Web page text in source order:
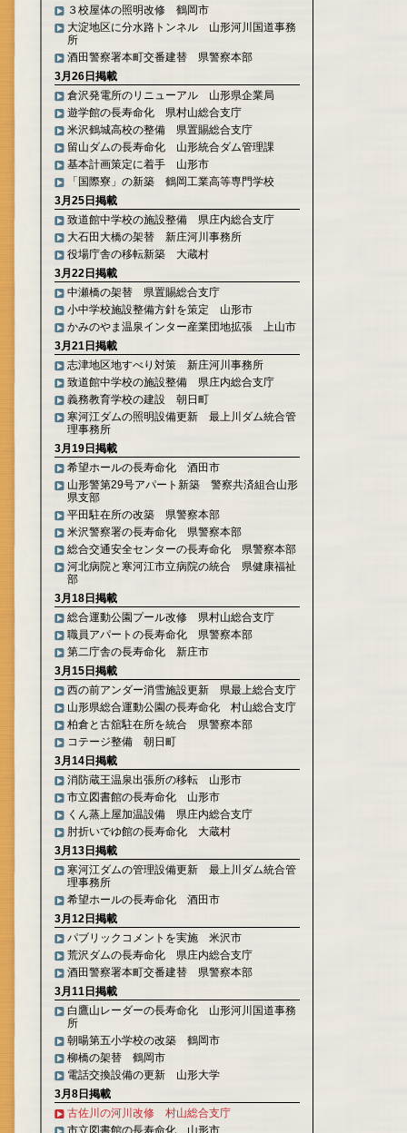
３校屋体の照明改修 鶴岡市
大淀地区に分水路トンネル 山形河川国道事務
所
酒田警察署本町交番建替 県警察本部
3月26日掲載
倉沢発電所のリニューアル 山形県企業局
遊学館の長寿命化 県村山総合支庁
米沢鶴城高校の整備 県置賜総合支庁
留山ダムの長寿命化 山形統合ダム管理課
基本計画策定に着手 山形市
「国際寮」の新築 鶴岡工業高等専門学校
3月25日掲載
致道館中学校の施設整備 県庄内総合支庁
大石田大橋の架替 新庄河川事務所
役場庁舎の移転新築 大蔵村
3月22日掲載
中瀬橋の架替 県置賜総合支庁
小中学校施設整備方針を策定 山形市
かみのやま温泉インター産業団地拡張 上山市
3月21日掲載
志津地区地すべり対策 新庄河川事務所
致道館中学校の施設整備 県庄内総合支庁
義務教育学校の建設 朝日町
寒河江ダムの照明設備更新 最上川ダム統合管
理事務所
3月19日掲載
希望ホールの長寿命化 酒田市
山形警第29号アパート新築 警察共済組合山形
県支部
平田駐在所の改築 県警察本部
米沢警察署の長寿命化 県警察本部
総合交通安全センターの長寿命化 県警察本部
河北病院と寒河江市立病院の統合 県健康福祉
部
3月18日掲載
総合運動公園プール改修 県村山総合支庁
職員アパートの長寿命化 県警察本部
第二庁舎の長寿命化 新庄市
3月15日掲載
西の前アンダー消雪施設更新 県最上総合支庁
山形県総合運動公園の長寿命化 村山総合支庁
柏倉と古舘駐在所を統合 県警察本部
コテージ整備 朝日町
3月14日掲載
消防蔵王温泉出張所の移転 山形市
市立図書館の長寿命化 山形市
くん蒸上屋加温設備 県庄内総合支庁
肘折いでゆ館の長寿命化 大蔵村
3月13日掲載
寒河江ダムの管理設備更新 最上川ダム統合管
理事務所
希望ホールの長寿命化 酒田市
3月12日掲載
パブリックコメントを実施 米沢市
荒沢ダムの長寿命化 県庄内総合支庁
酒田警察署本町交番建替 県警察本部
3月11日掲載
白鷹山レーダーの長寿命化 山形河川国道事務
所
朝暘第五小学校の改築 鶴岡市
柳橋の架替 鶴岡市
電話交換設備の更新 山形大学
3月8日掲載
古佐川の河川改修 村山総合支庁
市立図書館の長寿命化 山形市